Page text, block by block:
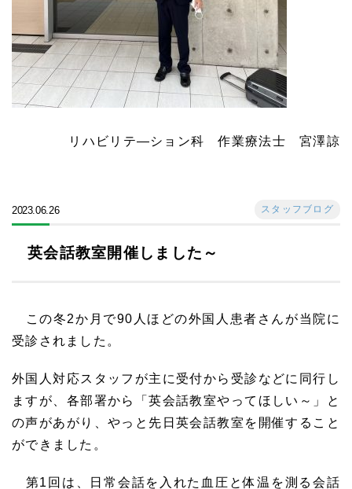
リハビリテ―ション科 作業療法士 宮澤諒
2023.06.26 スタッフブログ
英会話教室開催しました～
この冬2か月で90人ほどの外国人患者さんが当院に
受診されました。
外国人対応スタッフが主に受付から受診などに同行し
ますが、各部署から「英会話教室やってほしい～」と
の声があがり、やっと先日英会話教室を開催すること
ができました。
第1回は、日常会話を入れた血圧と体温を測る会話